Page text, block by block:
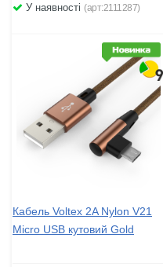
У наявності (арт:2111287)
Кабель Voltex 2A Nylon V21
Micro USB кутовий Gold